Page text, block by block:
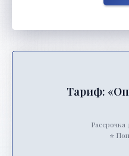
Тариф:
Рассрочка
⭐